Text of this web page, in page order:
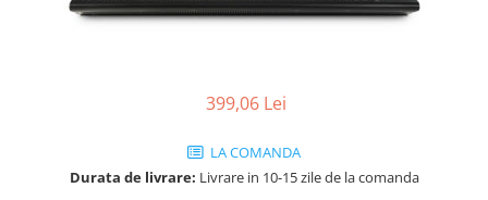
Line Array Active
Moving head-uri – Spot
399,06 Lei
LA COMANDA
Durata de livrare: Livrare in 10-15 zile de la comanda